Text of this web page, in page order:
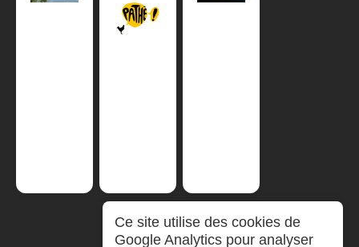
Ce site utilise des cookies de
Google Analytics pour analyser